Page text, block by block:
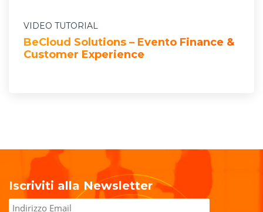
VIDEO TUTORIAL
BeCloud Solutions – Evento Finance &
Customer Experience
Iscriviti alla Newsletter